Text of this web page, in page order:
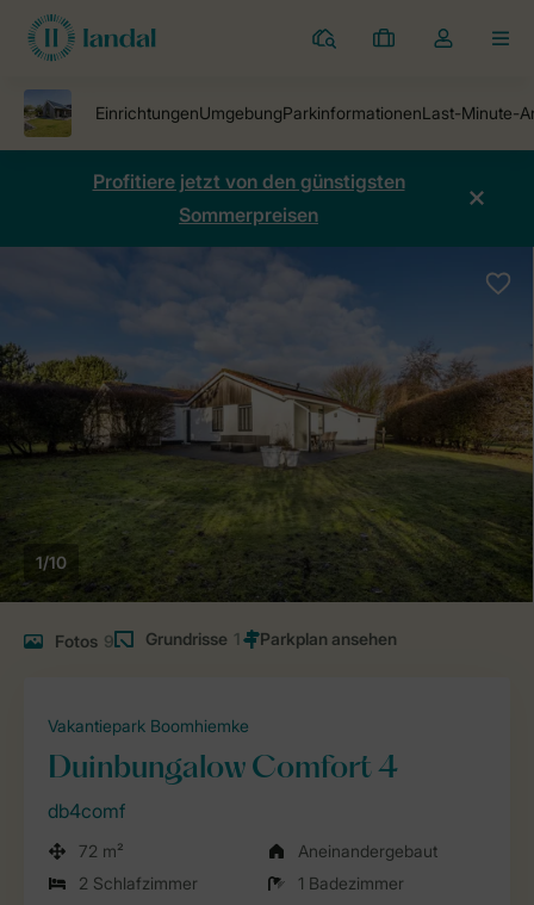
Ferienparks
Meine
Dropdown-
öffnen
Profitiere jetzt von den günstigsten
Sommerpreisen
1/10
Fotos 9 Grundrisse 1
Vakantiepark Boomhiemke
Duinbungalow Comfort 4
db4comf
72 m²
Aneinandergebaut
2 Schlafzimmer
1 Badezimmer